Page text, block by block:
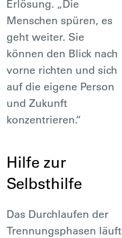
Erlösung. „Die
Menschen spüren, es
geht weiter. Sie
können den Blick nach
vorne richten und sich
auf die eigene Person
und Zukunft
konzentrieren.“
Hilfe zur
Selbsthilfe
Das Durchlaufen der
Trennungsphasen läuft